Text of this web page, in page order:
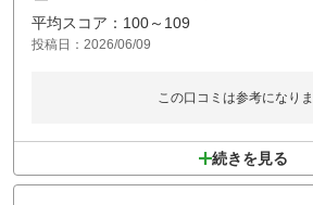
平均スコア：100～109
投稿日：2026/06/09
この口コミは参考になり
続きを見る